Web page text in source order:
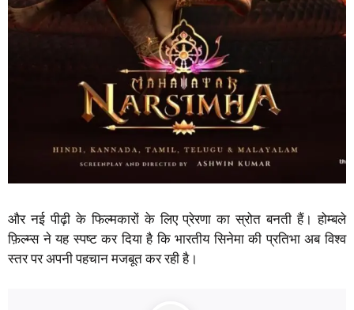
और नई पीढ़ी के फिल्मकारों के लिए प्रेरणा का स्रोत बनती हैं। होम्बले
फ़िल्म्स ने यह स्पष्ट कर दिया है कि भारतीय सिनेमा की प्रतिभा अब विश्व
स्तर पर अपनी पहचान मजबूत कर रही है।